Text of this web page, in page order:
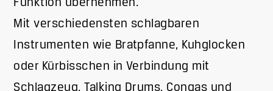
Mit verschiedensten schlagbaren
Instrumenten wie Bratpfanne, Kuhglocken
oder Kürbisschen in Verbindung mit
Schlagzeug, Talking Drums, Congas und